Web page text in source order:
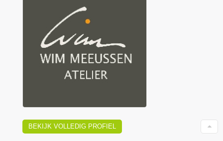
BEKIJK VOLLEDIG PROFIEL